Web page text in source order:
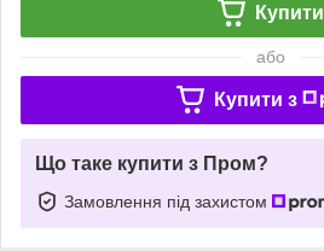
Купити
або
Купити з
Що таке купити з Пром?
Замовлення під захистом